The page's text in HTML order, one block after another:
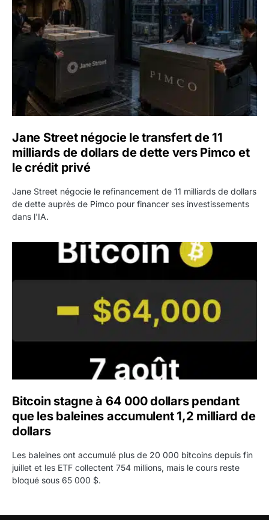
Jane Street négocie le transfert de 11
milliards de dollars de dette vers Pimco et
le crédit privé
Jane Street négocie le refinancement de 11 milliards de dollars
de dette auprès de Pimco pour financer ses investissements
dans l'IA.
Bitcoin stagne à 64 000 dollars pendant que les
Bitcoin stagne à 64 000 dollars pendant
que les baleines accumulent 1,2 milliard de
dollars
Les baleines ont accumulé plus de 20 000 bitcoins depuis fin
juillet et les ETF collectent 754 millions, mais le cours reste
bloqué sous 65 000 $.